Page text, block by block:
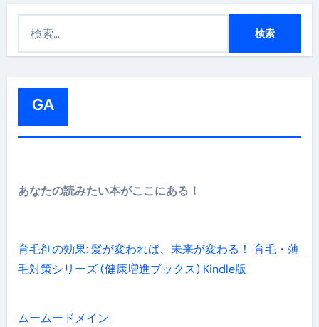
GA
あなたの読みたい本がここにある！
育毛剤の効果: 髪が変われば、未来が変わる！ 育毛・薄
毛対策シリーズ (健康増進ブックス) Kindle版
ムームードメイン